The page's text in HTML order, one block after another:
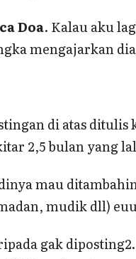
Doa. Kalau aku
mengajarkan
di atas ditulis
2,5 bulan yang
mau
mudik dll)
gak